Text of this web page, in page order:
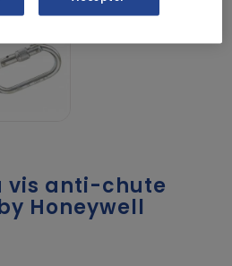
vis anti-chute
Honeywell